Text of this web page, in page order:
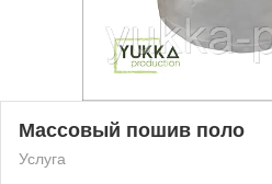
Массовый пошив поло
Услуга